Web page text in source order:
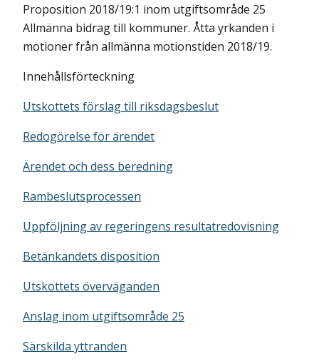
Proposition 2018/19:1 inom utgiftsområde 25
Allmänna bidrag till kommuner. Åtta yrkanden i
motioner från allmänna motionstiden 2018/19.
Innehållsförteckning
Utskottets förslag till riksdagsbeslut
Redogörelse för ärendet
Ärendet och dess beredning
Rambeslutsprocessen
Uppföljning av regeringens resultatredovisning
Betänkandets disposition
Utskottets överväganden
Anslag inom utgiftsområde 25
Särskilda yttranden